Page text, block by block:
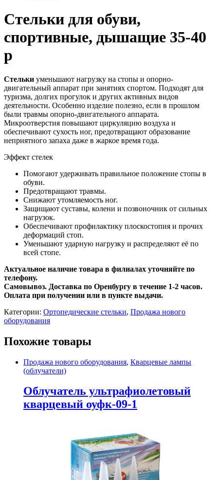
Стельки для обуви,
спортивные, дышащие 35-40
р
Стельки уменьшают нагрузку на стопы и опорно-
двигательный аппарат при занятиях спортом. Подходят для
туризма, долгих прогулок и других активных видов
деятельности. Особенно изделие полезно, если в прошлом
были травмы опорно-двигательного аппарата.
Микроотверстия повышают циркуляцию воздуха и
обеспечивают сухость ног, предотвращают образование
неприятного запаха даже в жаркое время года.
Эффект стелек
Помогают удерживать правильное положение стопы в
обуви.
Предотвращают травмы.
Снижают утомляемость ног.
Защищают суставы, колени и позвоночник от сильных
нагрузок.
Обеспечивают профилактику плоскостопия и прочих
деформаций стоп.
Уменьшают ударную нагрузку и распределяют её по
всей стопе.
Актуальное наличие товара в филиалах уточняйте по
телефону.
Самовывоз. Доставка по Оренбургу в течение 1-2 часов.
Оплата при получении или в пункте выдачи.
Категории: Ортопедические стельки, Продажа нового
оборудования
Похожие товары
Продажа нового оборудования, Кварцевые лампы
(облучатели)
Облучатель ультрафиолетовый
кварцевый оуфк-09-1